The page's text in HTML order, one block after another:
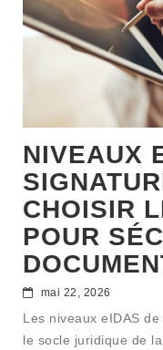
NIVEAUX
CHOISIR
POUR
mai 22, 2026
Les niveaux eIDAS
le socle juridique de